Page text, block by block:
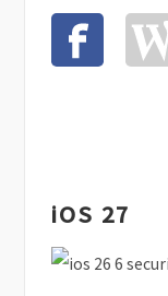
iOS 27